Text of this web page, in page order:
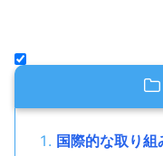
国際的な取り組